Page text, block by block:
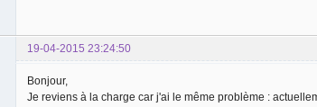
19-04-2015 23:24:50
Bonjour,
Je reviens à la charge car j'ai le même problème :